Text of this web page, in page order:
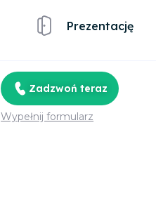
Prezentację
Zadzwoń teraz
Wypełnij formularz